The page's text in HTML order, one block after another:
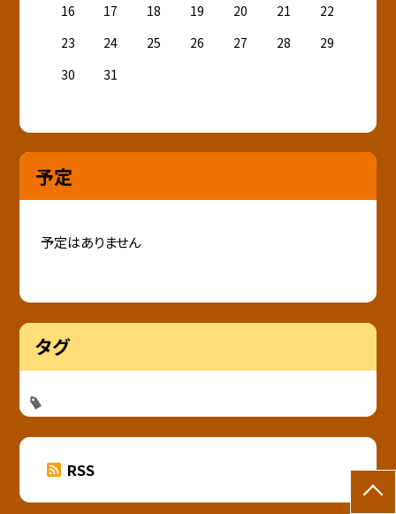
16
17 18 19 20 21
22
23
24 25 26 27 28
29
30
31
予定
予定はありません
タグ
RSS